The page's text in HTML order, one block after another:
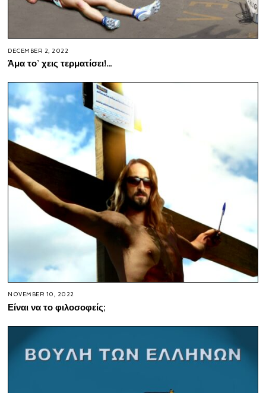
DECEMBER 2, 2022
Άμα το’ χεις τερματίσει!…
NOVEMBER 10, 2022
Είναι να το φιλοσοφείς;